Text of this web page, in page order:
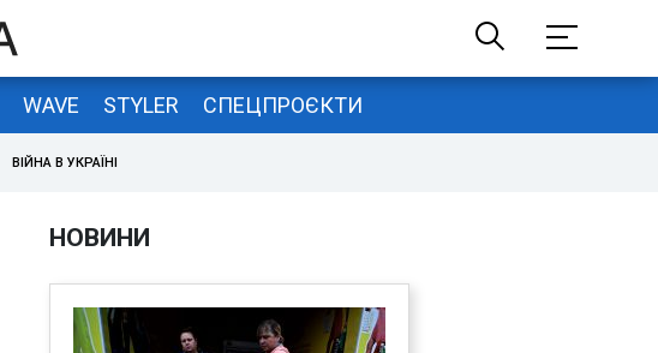
WAVE STYLER СПЕЦПРОЄКТИ
ВІЙНА В УКРАЇНІ
НОВИНИ